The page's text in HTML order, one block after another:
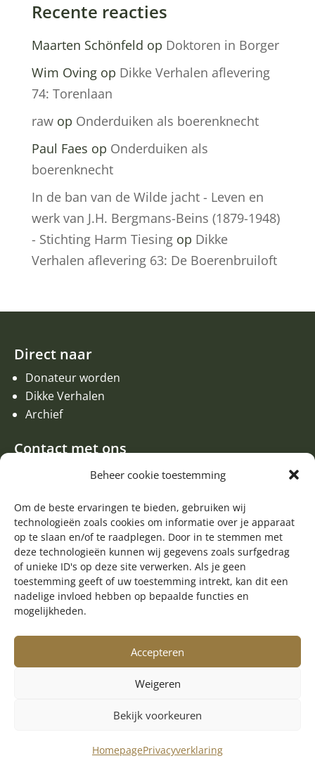
Beheer cookie toestemming
Om de beste ervaringen te bieden, gebruiken wij
technologieën zoals cookies om informatie over je apparaat
op te slaan en/of te raadplegen. Door in te stemmen met
deze technologieën kunnen wij gegevens zoals surfgedrag
of unieke ID's op deze site verwerken. Als je geen
toestemming geeft of uw toestemming intrekt, kan dit een
nadelige invloed hebben op bepaalde functies en
mogelijkheden.
Accepteren
Weigeren
Bekijk voorkeuren
HomepagePrivacyverklaring
Recente reacties
Maarten Schönfeld op Doktoren in Borger
Wim Ovingop Dikke Verhalen aflevering
74: Torenlaan
rawop Onderduiken als boerenknecht
Paul Faes op Onderduiken als
boerenknecht
In de ban van de Wilde jacht - Leven en
werk van J.H. Bergmans-Beins (1879-1948)
- Stichting Harm Tiesingop Dikke
Verhalen aflevering 63: De Boerenbruiloft
Direct naar
Donateur worden
Dikke Verhalen
Archief
Contact met ons
Een aanvraag of oproep plaatsen
Contact met de redactie van de Zwerfsteen
Algemene informatie
 Volg ons op Facebook
© Copyright 2025 Stichting Harm Tiesing